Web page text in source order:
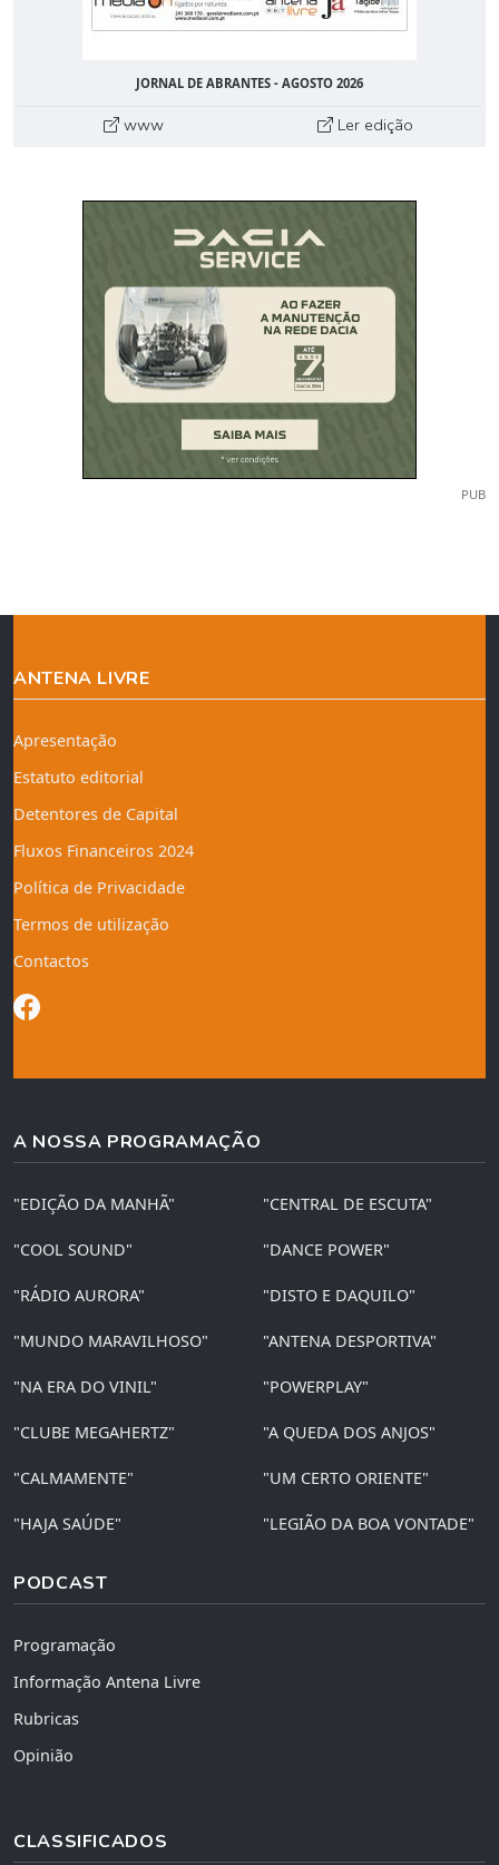
JORNAL DE ABRANTES - AGOSTO 2026
www Ler edição
PUB
ANTENA LIVRE
Apresentação
Estatuto editorial
Detentores de Capital
Fluxos Financeiros 2024
Política de Privacidade
Termos de utilização
Contactos
A NOSSA PROGRAMAÇÃO
"EDIÇÃO DA MANHÃ" "CENTRAL DE ESCUTA"
"COOL SOUND" "DANCE POWER"
"RÁDIO AURORA" "DISTO E DAQUILO"
"MUNDO MARAVILHOSO" "ANTENA DESPORTIVA"
"NA ERA DO VINIL" "POWERPLAY"
"CLUBE MEGAHERTZ" "A QUEDA DOS ANJOS"
"CALMAMENTE" "UM CERTO ORIENTE"
"HAJA SAÚDE" "LEGIÃO DA BOA VONTADE"
PODCAST
Programação
Informação Antena Livre
Rubricas
Opinião
CLASSIFICADOS